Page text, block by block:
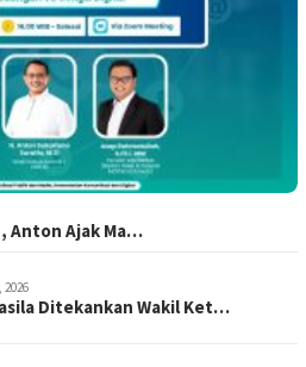
Anton Ajak Ma…
2026
Ditekankan Wakil Ket…